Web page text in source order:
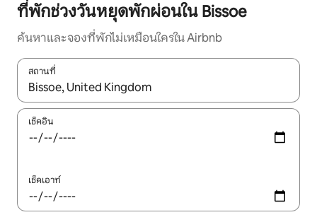
ที่พักช่วงวันหยุดพักผ่อนใน Bissoe
ค้นหาและจองที่พักไม่เหมือนใครใน Airbnb
สถานที่
ใช้ลูกศรขึ้นลง หรือใช้การสัมผัสหรือปัด เพื่อสำรวจผลการค้นหา
เช็คอิน
เช็คเอาท์